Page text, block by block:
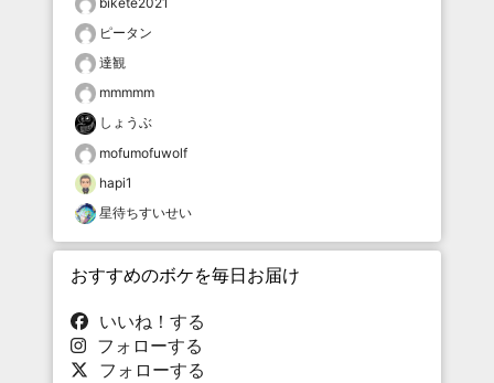
ピータン
達観
mmmmm
しょうぶ
mofumofuwolf
hapi1
星待ちすいせい
おすすめのボケを毎日お届け
いいね！する
フォローする
フォローする